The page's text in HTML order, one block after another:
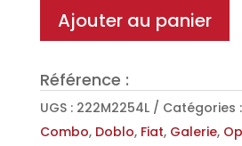
KAPPA
pour
Combo
L2H1
12>
Ajouter au panier
Référence :
UGS : 222M2254L Catégories :
Combo, Doblo, Fiat, Galerie,